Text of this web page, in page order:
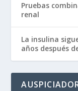
Pruebas
renal
La insulina
años después